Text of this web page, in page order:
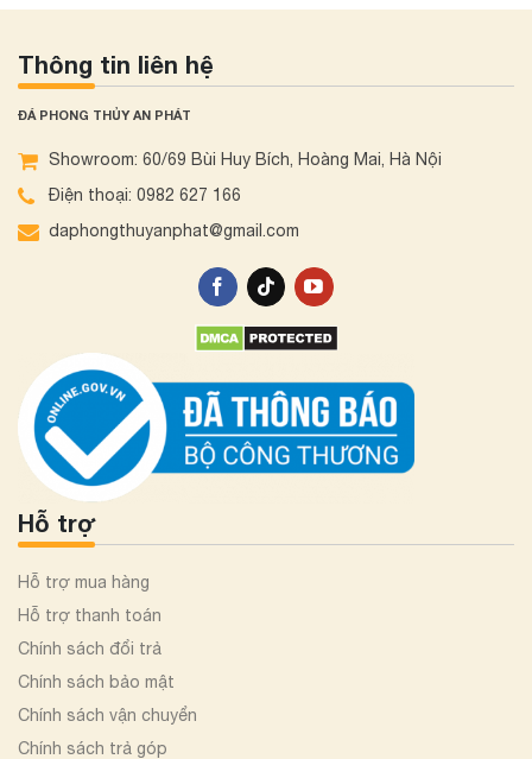
Thông tin liên hệ
ĐÁ PHONG THỦY AN PHÁT
Showroom: 60/69 Bùi Huy Bích, Hoàng Mai, Hà Nội
Điện thoại: 0982 627 166
daphongthuyanphat@gmail.com
Hỗ trợ
Hỗ trợ mua hàng
Hỗ trợ thanh toán
Chính sách đổi trả
Chính sách bảo mật
Chính sách vận chuyển
Chính sách trả góp